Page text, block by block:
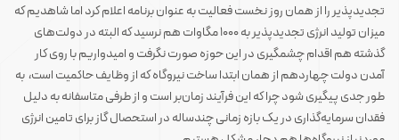
تجدید‌پذیر را از همان روز نخست فعالیت به عنوان برنامه اعلام کرد اما شاهدیم که
میزان تولید انرژی تجدید‌پذیر به ۱۰۰۰ مگاوات هم نرسید که البته در دولت‌های
گذشته هم اقدام چشمگیری در این حوزه صورت نگرفت و امیدواریم با روی کار
آمدن دولت چهاردهم از همان ابتدا ساخت نیروگاه که از وظایف حاکمیت است، به
طور جدی پیگیری شود چرا که این فرآیند زمان‌بر است و از طرفی متاسفانه به دلیل
فقدان سرمایه‌گذاری در یک بازه زمانی چند‌ساله در استحصال گاز برای تامین انرژی